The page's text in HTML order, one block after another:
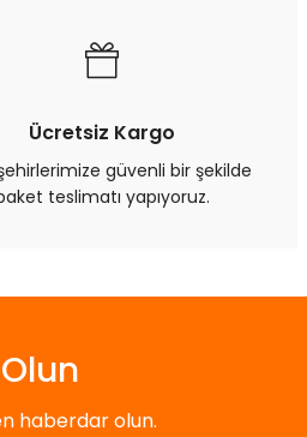
Ücretsiz Kargo
güvenli bir şekilde
teslimatı yapıyoruz.
haberdar olun.